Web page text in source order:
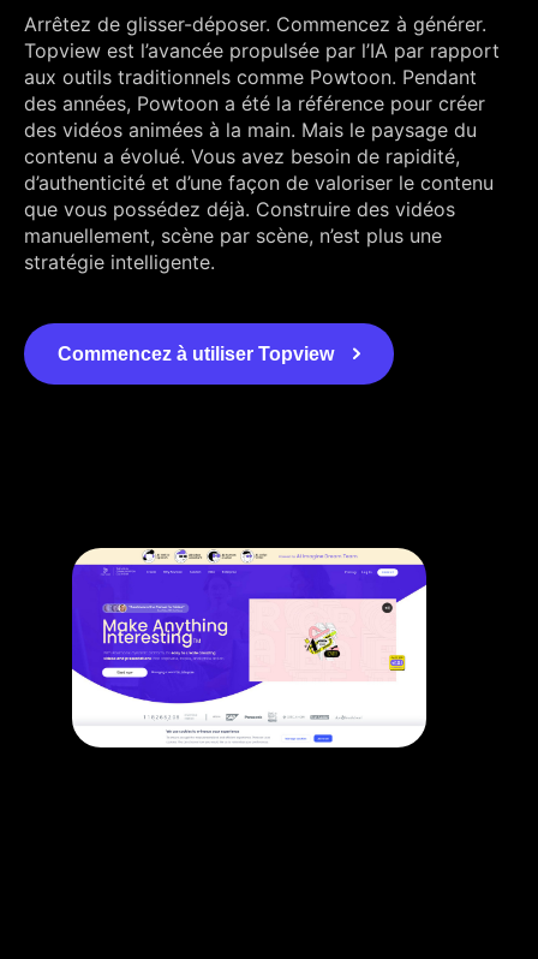
Arrêtez de glisser-déposer. Commencez à générer.
Topview est l’avancée propulsée par l’IA par rapport
aux outils traditionnels comme Powtoon. Pendant
des années, Powtoon a été la référence pour créer
des vidéos animées à la main. Mais le paysage du
contenu a évolué. Vous avez besoin de rapidité,
d’authenticité et d’une façon de valoriser le contenu
que vous possédez déjà. Construire des vidéos
manuellement, scène par scène, n’est plus une
stratégie intelligente.
Commencez à utiliser Topview